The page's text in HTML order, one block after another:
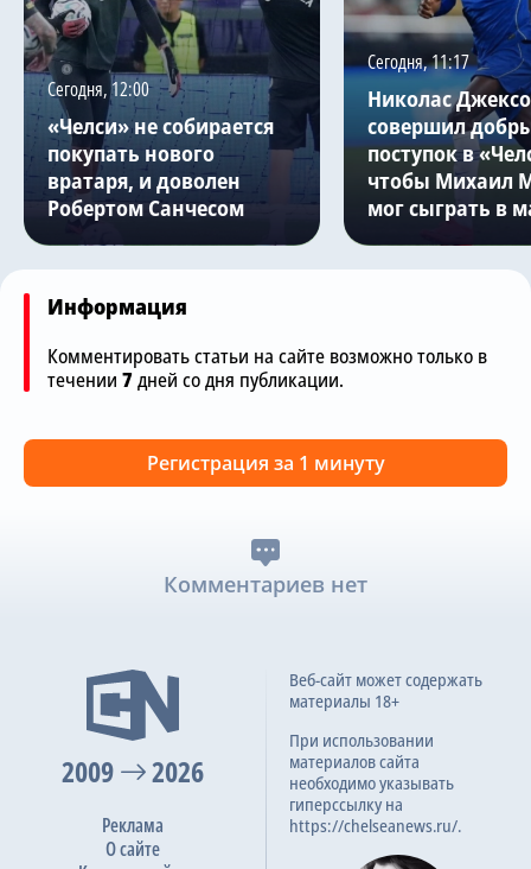
Сегодня, 12:00
«Челси» не собирается
покупать нового
вратаря, и доволен
Робертом Санчесом
Сегодня, 11:17
Николас
совершил
поступок в
чтобы Михаил
мог сыграть в
Информация
Комментировать статьи на сайте возможно только в
течении 7дней со дня публикации.
Регистрация за 1 минуту
Комментариев нет
2009 2026
Реклама
О сайте
Веб-сайт может содержать
материалы 18+
При использовании
материалов сайта
необходимо указывать
гиперссылку на
https://chelseanews.ru/.